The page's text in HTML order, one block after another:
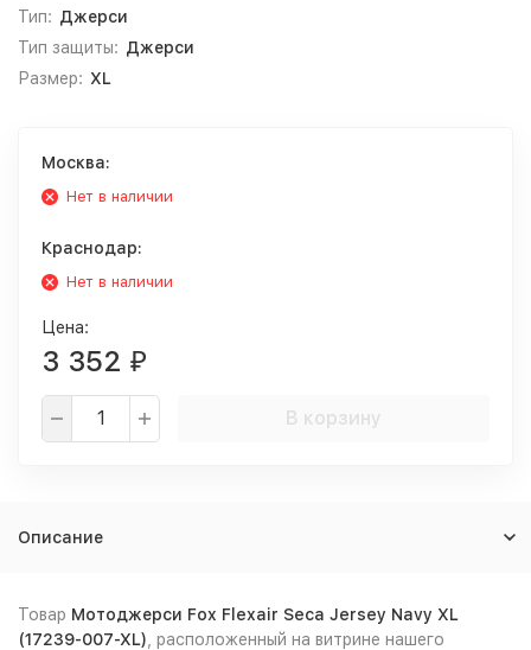
Тип: Джерси
Тип защиты: Джерси
Размер: XL
Москва:
Нет в наличии
Краснодар:
Нет в наличии
Цена:
3 352 ₽
В корзину
Описание
Товар Мотоджерси Fox Flexair Seca Jersey Navy XL
(17239-007-XL) , расположенный на витрине нашего